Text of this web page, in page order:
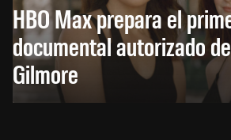
HBO Max prepara el
documental autorizado
Gilmore